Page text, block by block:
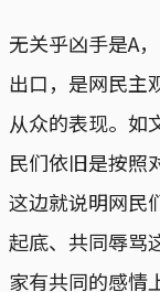
无关乎凶手是A
出口，是网民主
从众的表现。如
民们依旧是按照
这边就说明网民
起底、共同辱骂
家有共同的感情